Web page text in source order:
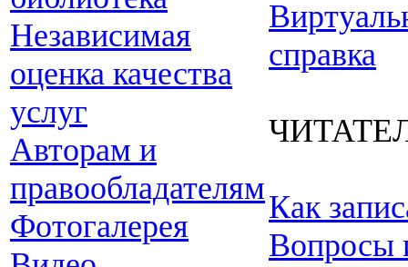
Независимая
оценка качества
услуг
Авторам и
правообладателям
Фотогалерея
справка
Как
Вопросы